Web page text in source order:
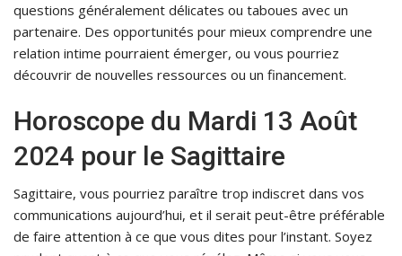
questions généralement délicates ou taboues avec un
partenaire. Des opportunités pour mieux comprendre une
relation intime pourraient émerger, ou vous pourriez
découvrir de nouvelles ressources ou un financement.
Horoscope du Mardi 13 Août
2024 pour le Sagittaire
Sagittaire, vous pourriez paraître trop indiscret dans vos
communications aujourd’hui, et il serait peut-être préférable
de faire attention à ce que vous dites pour l’instant. Soyez